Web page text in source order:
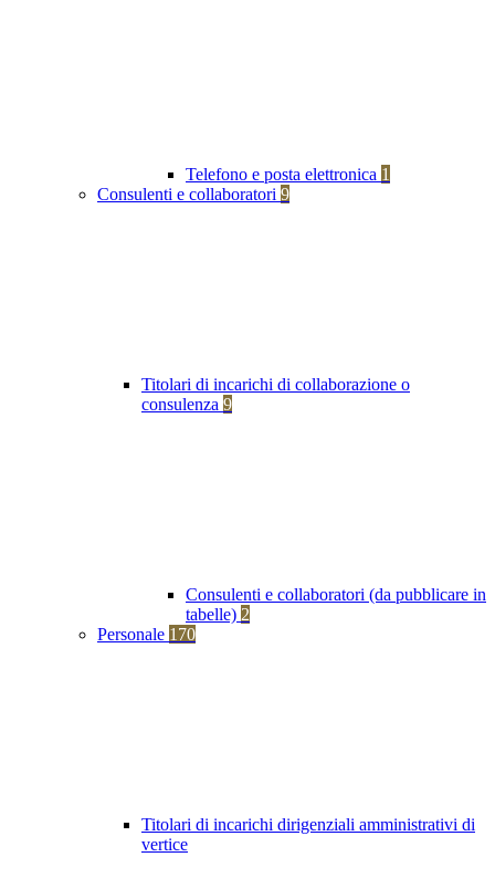
Telefono e posta elettronica 1
Consulenti e collaboratori 9
Titolari di incarichi di collaborazione o
consulenza 9
Consulenti e collaboratori (da pubblicare in
tabelle) 2
Personale 170
Titolari di incarichi dirigenziali amministrativi di
vertice